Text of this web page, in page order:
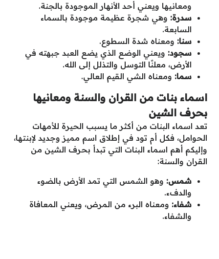
ومعانيها ويعني أحد الأنهار الموجودة بالجنة.
سدرة: وهي شجرة عظيمة موجودة بالسماء
السابعة.
سنا: ومعناه شدة السطوع.
سجود: ويعني الوضع الذي يضع العبد جبهته في
الأرض، معلنًا التوسل والتذلل إلى الله.
سما: ومعناه الشي القيم العالي.
اسماء بنات من القران والسنة ومعانيها
بحرف الشين
تعد اسماء البنات من أكثر ما يسبب الحيرة للأمهات
الحوامل، فكل أم تود في إطلاق اسم مميز وجديد لإبنتها،
وإليكم أهم اسماء البنات التي تبدأ بحرف الشين من
القران والسنة:
شمس: وهو الشمس التي تمد الأرض بالضوء
والدفء.
شفاء: ومعناه البرء من المرض، ويعني المعافاة
والشفاء.